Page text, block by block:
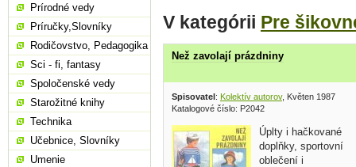
V kategórii Pre
Než zavolají prázdniny
Spisovatel: Kolektív autorov, Květen 1987
Katalogové číslo: P2042
Úplty i hačkované
doplňky, sportovní
oblečení i
Prírodné vedy
Príručky,Slovníky
Rodičovstvo, Pedagogika
Sci - fi, fantasy
Spoločenské vedy
Starožitné knihy
Technika
Učebnice, Slovníky
Umenie